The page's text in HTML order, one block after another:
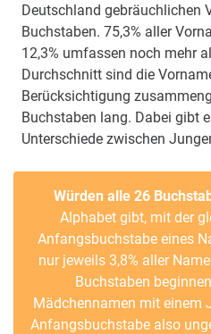
Deutschland gebräuchlichen
Buchstaben. 75,3% aller
12,3% umfassen noch mehr
Durchschnitt sind die
Berücksichtigung
Buchstaben lang. Dabei gibt
Unterschiede zwischen
Würden alle 26
Alphabet gibt, mit der
Anfangsbuchstabe eines
nur jeweils 3,8% aller
Buchstaben
Mädchennamen mit einem
Anfangsbuchstabe also